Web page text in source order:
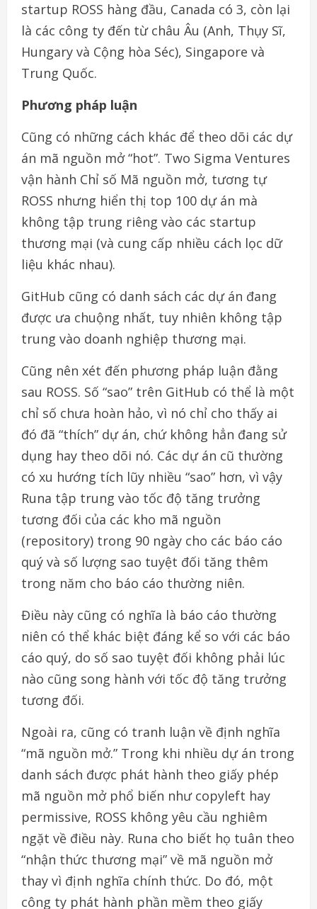
startup ROSS hàng đầu, Canada có 3, còn lại
là các công ty đến từ châu Âu (Anh, Thụy Sĩ,
Hungary và Cộng hòa Séc), Singapore và
Trung Quốc.
Phương pháp luận
Cũng có những cách khác để theo dõi các dự
án mã nguồn mở “hot”. Two Sigma Ventures
vận hành Chỉ số Mã nguồn mở, tương tự
ROSS nhưng hiển thị top 100 dự án mà
không tập trung riêng vào các startup
thương mại (và cung cấp nhiều cách lọc dữ
liệu khác nhau).
GitHub cũng có danh sách các dự án đang
được ưa chuộng nhất, tuy nhiên không tập
trung vào doanh nghiệp thương mại.
Cũng nên xét đến phương pháp luận đằng
sau ROSS. Số “sao” trên GitHub có thể là một
chỉ số chưa hoàn hảo, vì nó chỉ cho thấy ai
đó đã “thích” dự án, chứ không hẳn đang sử
dụng hay theo dõi nó. Các dự án cũ thường
có xu hướng tích lũy nhiều “sao” hơn, vì vậy
Runa tập trung vào tốc độ tăng trưởng
tương đối của các kho mã nguồn
(repository) trong 90 ngày cho các báo cáo
quý và số lượng sao tuyệt đối tăng thêm
trong năm cho báo cáo thường niên.
Điều này cũng có nghĩa là báo cáo thường
niên có thể khác biệt đáng kể so với các báo
cáo quý, do số sao tuyệt đối không phải lúc
nào cũng song hành với tốc độ tăng trưởng
tương đối.
Ngoài ra, cũng có tranh luận về định nghĩa
“mã nguồn mở.” Trong khi nhiều dự án trong
danh sách được phát hành theo giấy phép
mã nguồn mở phổ biến như copyleft hay
permissive, ROSS không yêu cầu nghiêm
ngặt về điều này. Runa cho biết họ tuân theo
“nhận thức thương mại” về mã nguồn mở
thay vì định nghĩa chính thức. Do đó, một
công ty phát hành phần mềm theo giấy